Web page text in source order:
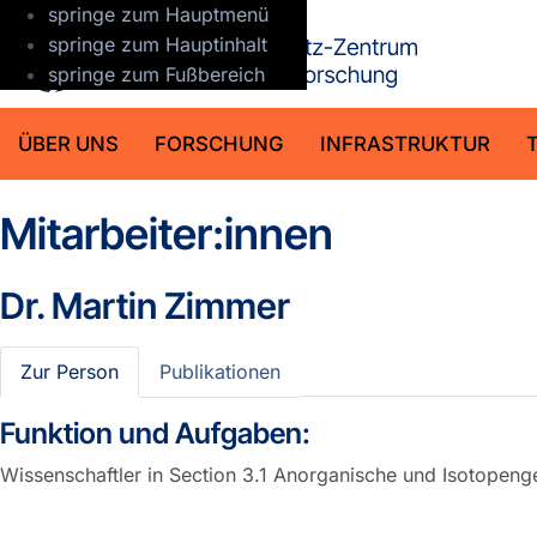
springe zum Hauptmenü
springe zum Hauptinhalt
springe zum Fußbereich
ÜBER UNS FORSCHUNG INFRASTRUKTUR
Mitarbeiter:innen
Dr.Martin Zimmer
Zur Person Publikationen
Funktion und Aufgaben:
Wissenschaftler in Section 3.1 Anorganische und